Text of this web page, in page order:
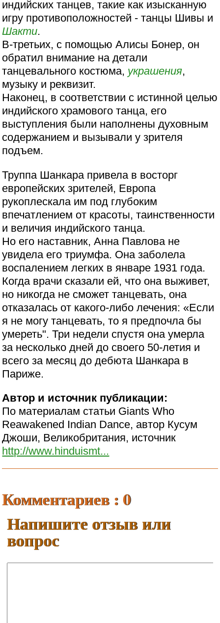
индийских танцев, такие как изысканную
игру противоположностей - танцы Шивы и
Шакти.
В-третьих, с помощью Алисы Бонер, он
обратил внимание на детали
танцевального костюма, украшения,
музыку и реквизит.
Наконец, в соответствии с истинной целью
индийского храмового танца, его
выступления были наполнены духовным
содержанием и вызывали у зрителя
подъем.
Труппа Шанкара привела в восторг
европейских зрителей, Европа
рукоплескала им под глубоким
впечатлением от красоты, таинственности
и величия индийского танца.
Но его наставник, Анна Павлова не
увидела его триумфа. Она заболела
воспалением легких в январе 1931 года.
Когда врачи сказали ей, что она выживет,
но никогда не сможет танцевать, она
отказалась от какого-либо лечения: «Если
я не могу танцевать, то я предпочла бы
умереть". Три недели спустя она умерла
за несколько дней до своего 50-летия и
всего за месяц до дебюта Шанкара в
Париже.
Автор и источник публикации:
По материалам статьи Giants Who
Reawakened Indian Dance, автор Кусум
Джоши, Великобритания, источник
http://www.hinduismt...
Комментариев : 0
Напишите отзыв или
вопрос